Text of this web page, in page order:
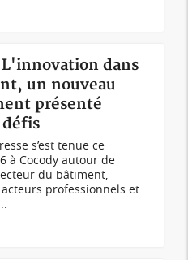
dans
un nouveau
présenté
défis
s’est tenue ce
à Cocody autour de
du bâtiment,
professionnels et